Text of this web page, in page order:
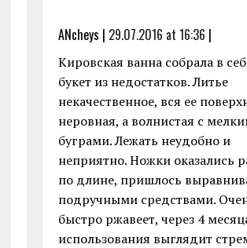
ANcheys | 29.07.2016 at 16:36 |
Кировская ванна собрала в
букет из недостатков. Литье
некачественное, вся ее
неровная, а волнистая с
буграми. Лежать неудобно и
неприятно. Ножки оказались
по длине, пришлось
подручными средствами.
быстро ржавеет, через 4
использования выглядит